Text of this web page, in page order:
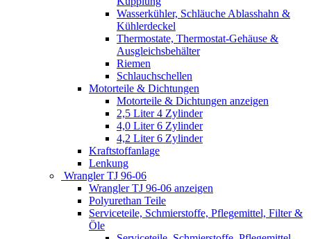
Wasserkühler, Schläuche Ablasshahn &
Kühlerdeckel
Thermostate, Thermostat-Gehäuse &
Ausgleichsbehälter
Riemen
Schlauchschellen
Motorteile & Dichtungen
Motorteile & Dichtungen anzeigen
2,5 Liter 4 Zylinder
4,0 Liter 6 Zylinder
4,2 Liter 6 Zylinder
Kraftstoffanlage
Lenkung
Wrangler TJ 96-06
Wrangler TJ 96-06 anzeigen
Polyurethan Teile
Serviceteile, Schmierstoffe, Pflegemittel, Filter &
Öle